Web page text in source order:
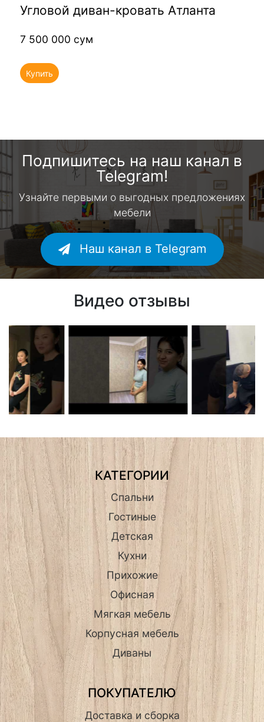
Угловой диван-кровать Атланта
7 500 000 сум
Купить
Подпишитесь на наш канал в
Telegram!
Узнайте первыми о выгодных предложениях
мебели
Наш канал в Telegram
Видео отзывы
КАТЕГОРИИ
Спальни
Гостиные
Детская
Кухни
Прихожие
Офисная
Мягкая мебель
Корпусная мебель
Диваны
ПОКУПАТЕЛЮ
Доставка и сборка